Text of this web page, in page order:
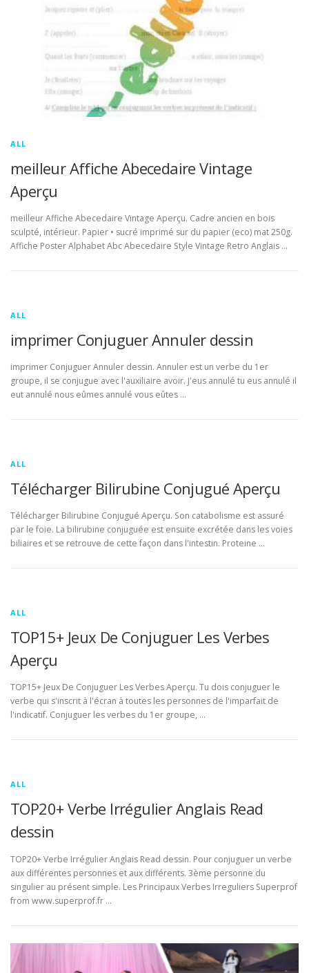
ALL
meilleur Affiche Abecedaire Vintage
Aperçu
meilleur Affiche Abecedaire Vintage Aperçu. Cadre ancien en bois
sculpté, intérieur. Papier • sucré imprimé sur du papier (eco) mat 250g.
Affiche Poster Alphabet Abc Abecedaire Style Vintage Retro Anglais …
ALL
imprimer Conjuguer Annuler dessin
imprimer Conjuguer Annuler dessin. Annuler est un verbe du 1er
groupe, il se conjugue avec l'auxiliaire avoir. J'eus annulé tu eus annulé il
eut annulé nous eûmes annulé vous eûtes …
ALL
Télécharger Bilirubine Conjugué Aperçu
Télécharger Bilirubine Conjugué Aperçu. Son catabolisme est assuré
par le foie. La bilirubine conjuguée est ensuite excrétée dans les voies
biliaires et se retrouve de cette façon dans l'intestin. Proteine …
ALL
TOP15+ Jeux De Conjuguer Les Verbes
Aperçu
TOP15+ Jeux De Conjuguer Les Verbes Aperçu. Tu dois conjuguer le
verbe qui s'inscrit à l'écran à toutes les personnes de l'imparfait de
l'indicatif. Conjuguer les verbes du 1er groupe, …
ALL
TOP20+ Verbe Irrégulier Anglais Read
dessin
TOP20+ Verbe Irrégulier Anglais Read dessin. Pour conjuguer un verbe
aux différentes personnes et aux différents. 3ème personne du
singulier au présent simple. Les Principaux Verbes Irreguliers Superprof
from www.superprof.fr …